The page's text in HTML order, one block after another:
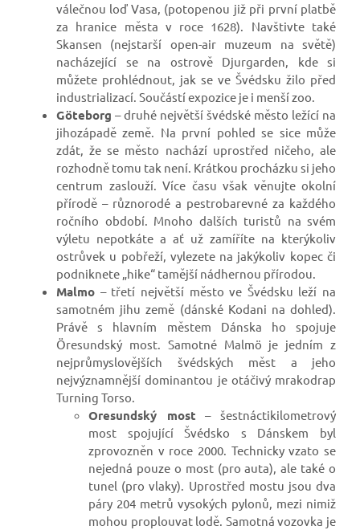
válečnou loď Vasa, (potopenou již při první platbě
za hranice města v roce 1628). Navštivte také
Skansen (nejstarší open-air muzeum na světě)
nacházející se na ostrově Djurgarden, kde si
můžete prohlédnout, jak se ve Švédsku žilo před
industrializací. Součástí expozice je i menší zoo.
Göteborg – druhé největší švédské město ležící na
jihozápadě země. Na první pohled se sice může
zdát, že se město nachází uprostřed ničeho, ale
rozhodně tomu tak není. Krátkou procházku si jeho
centrum zaslouží. Více času však věnujte okolní
přírodě – různorodé a pestrobarevné za každého
ročního období. Mnoho dalších turistů na svém
výletu nepotkáte a ať už zamíříte na kterýkoliv
ostrůvek u pobřeží, vylezete na jakýkoliv kopec či
podniknete „hike“ tamější nádhernou přírodou.
Malmo – třetí největší město ve Švédsku leží na
samotném jihu země (dánské Kodani na dohled).
Právě s hlavním městem Dánska ho spojuje
Öresundský most. Samotné Malmö je jedním z
nejprůmyslovějších švédských měst a jeho
nejvýznamnější dominantou je otáčivý mrakodrap
Turning Torso.
Oresundský most – šestnáctikilometrový
most spojující Švédsko s Dánskem byl
zprovozněn v roce 2000. Technicky vzato se
nejedná pouze o most (pro auta), ale také o
tunel (pro vlaky). Uprostřed mostu jsou dva
páry 204 metrů vysokých pylonů, mezi nimiž
mohou proplouvat lodě. Samotná vozovka je